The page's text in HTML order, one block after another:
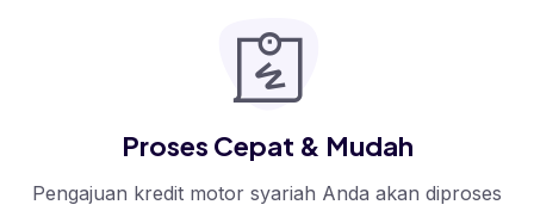
Proses Cepat & Mudah
Pengajuan kredit motor syariah Anda akan diproses